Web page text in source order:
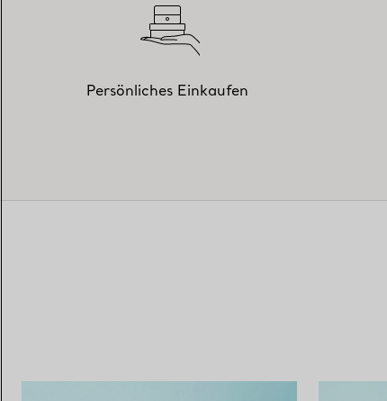
Persönliches Einkaufen